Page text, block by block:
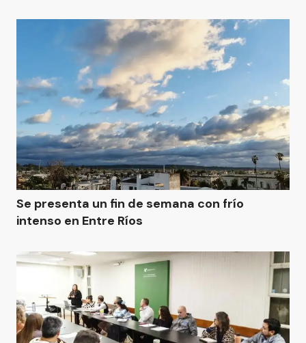
Se presenta un fin de semana con frío
intenso en Entre Ríos